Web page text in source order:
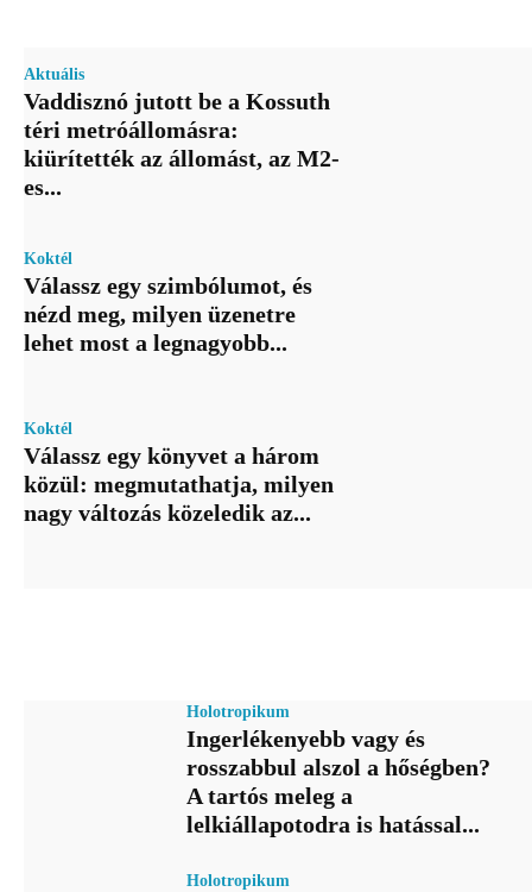
Aktuális
Vaddisznó jutott be a Kossuth
téri metróállomásra:
kiürítették az állomást, az M2-
es...
Koktél
Válassz egy szimbólumot, és
nézd meg, milyen üzenetre
lehet most a legnagyobb...
Koktél
Válassz egy könyvet a három
közül: megmutathatja, milyen
nagy változás közeledik az...
Holotropikum
Ingerlékenyebb vagy és
rosszabbul alszol a hőségben?
A tartós meleg a
lelkiállapotodra is hatással...
Holotropikum